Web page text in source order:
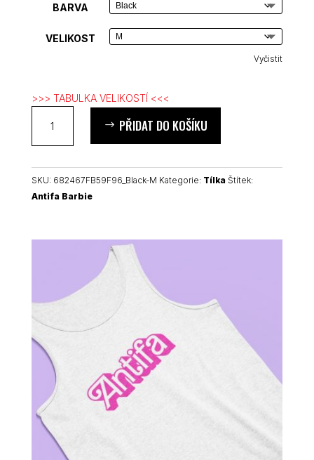
BARVA
VELIKOST
Vyčistit
>>> TABULKA VELIKOSTÍ <<<
Barbie
unisex
množství
PŘIDAT DO KOŠÍKU
SKU: 682467FB59F96_Black-M Kategorie: Tílka Štítek:
Antifa Barbie